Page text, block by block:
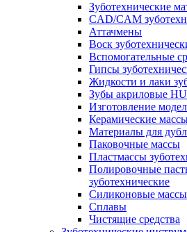
Зуботехнические
CAD/CAM
Аттачмены
Воск
Вспомогательные
Гипсы
Жидкости и лаки
Зубы акриловые
Изготовление
Керамические
Материалы для
Паковочные массы
Пластмассы
Полировочные
зуботехнические
Силиконовые массы
Сплавы
Чистящие средства